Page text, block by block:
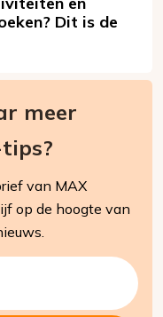
Dit is de
meer
van MAX
op de hoogte van